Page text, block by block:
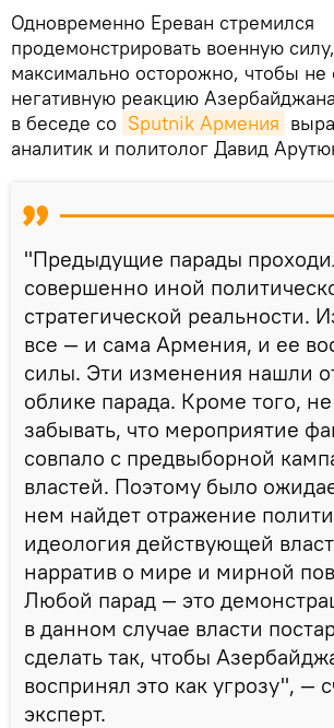
Одновременно Ереван стремился
продемонстрировать военную
максимально осторожно, чтобы не
негативную реакцию
в беседе со Sputnik Армения
аналитик и политолог Давид
"Предыдущие парады
совершенно иной
стратегической реальности.
все — и сама Армения, и ее
силы. Эти изменения нашли
облике парада. Кроме того,
забывать, что мероприятие
совпало с предвыборной
властей. Поэтому было
нем найдет отражение
идеология действующей
нарратив о мире и мирной
Любой парад — это
в данном случае власти
сделать так, чтобы
воспринял это как угрозу", —
эксперт.